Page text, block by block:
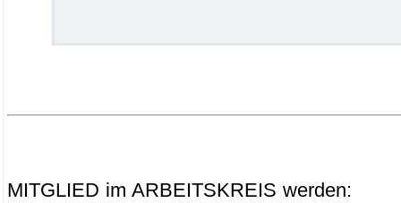
MITGLIED im ARBEITSKREIS werden: